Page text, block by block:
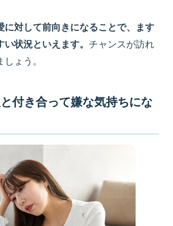
に対して前向きになることで、ます
状況といえます。 チャンスが訪れ
ょう。
付き合って嫌な気持ちにな